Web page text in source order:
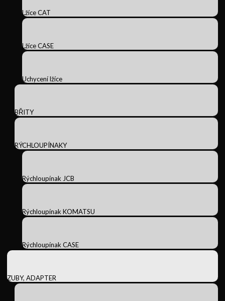
Lžíce CAT
Lžíce CASE
Uchycení lžíce
BŘITY
RÝCHLOUPÍNAKY
Rýchloupínak JCB
Rýchloupínak KOMATSU
Rýchloupínak CASE
ZUBY, ADAPTER